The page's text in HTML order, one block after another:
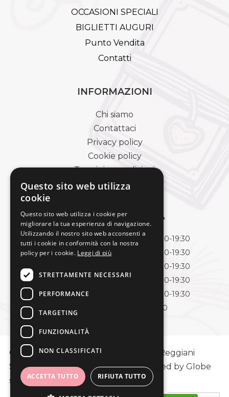
OCCASIONI SPECIALI
BIGLIETTI AUGURI
Punto Vendita
Contatti
INFORMAZIONI
Chi siamo
Contattaci
Privacy policy
Cookie policy
Termini e condizioni
Pagamenti e spedizioni
ORARI DI APERTURA
Lunedì
09:00-13:00 | 15:30-19:30
Martedì
09:00-13:00 | 15:30-19:30
09:00-13:00 | 15:30-19:30
Giovedì
09:00-13:00 | 15:30-19:30
Venerdì
09:00-13:00 | 15:30-19:30
09:00-13:00
Copyright © Cartoleria l'Inchiostro di Reggiani
Simona - P.Iva 03984570360 | Powered by Globe
srl
Questo sito web utilizza
cookie
Questo sito web utilizza i cookie per
migliorare la tua esperienza di navigazione.
Utilizzando il nostro sito web acconsenti a
tutti i cookie in conformità con la nostra
policy per i cookie. Leggi di più
STRETTAMENTE NECESSARI
PERFORMANCE
TARGETING
FUNZIONALITÀ
NON CLASSIFICATI
ACCETTA TUTTO RIFIUTA TUTTO